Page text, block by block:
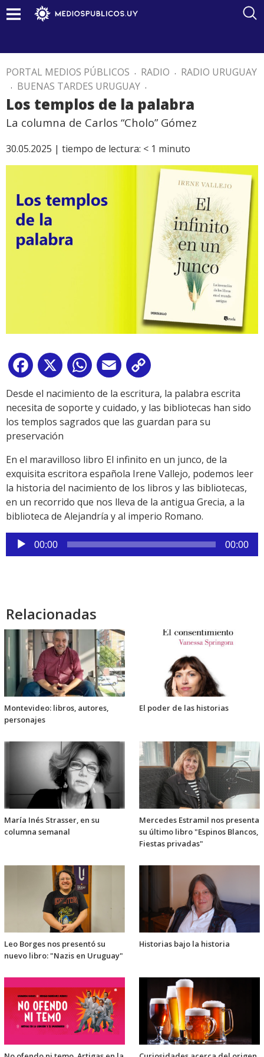
PORTAL MEDIOS PÚBLICOS . RADIO . RADIO URUGUAY
. BUENAS TARDES URUGUAY .
Los templos de la palabra
La columna de Carlos “Cholo” Gómez
30.05.2025 | tiempo de lectura: < 1 minuto
Facebook
X WhatsApp
Email
Link
Desde el nacimiento de la escritura, la palabra escrita
necesita de soporte y cuidado, y las bibliotecas han sido
los templos sagrados que las guardan para su
preservación
En el maravilloso libro El infinito en un junco, de la
exquisita escritora española Irene Vallejo, podemos leer
la historia del nacimiento de los libros y las bibliotecas,
en un recorrido que nos lleva de la antigua Grecia, a la
biblioteca de Alejandría y al imperio Romano.
Reproductor
de
00:00 00:00
Relacionadas
Montevideo: libros, autores,
personajes
El poder de las historias
María Inés Strasser, en su
columna semanal
Mercedes Estramil nos presenta
su último libro "Espinos Blancos,
Fiestas privadas"
Leo Borges nos presentó su
nuevo libro: "Nazis en Uruguay"
Historias bajo la historia